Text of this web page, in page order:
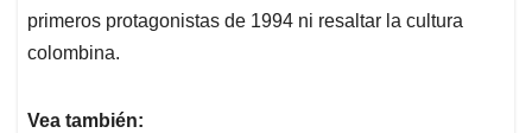
primeros protagonistas de 1994 ni resaltar la cultura
colombina.
Vea también: